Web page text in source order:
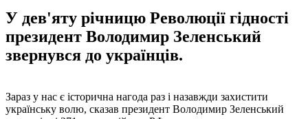
У дев'яту річницю Революції гідності
президент Володимир Зеленський
звернувся до українців.
Зараз у нас є історична нагода раз і назавжди захистити
українську волю, сказав президент Володимир Зеленський